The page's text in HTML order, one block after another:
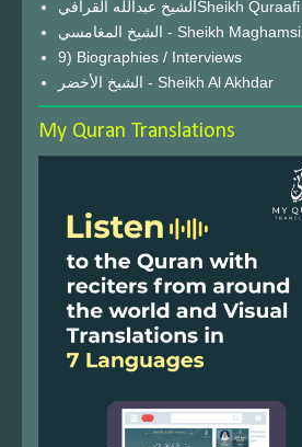
الشيخ عبدالله القرافيSheikh Quraafi
الشيخ المغامسي - Sheikh Maghamsi
9) Biographies / Interviews
الشيخ الأخضر - Sheikh Al Akhdar
My Quran Translations